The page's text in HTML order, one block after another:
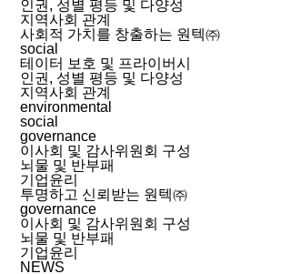
인권, 성별 평등 및 다양성
지역사회 관계
사회적 가치를 창출하는 원텍㈜
social
테이터 보호 및 프라이버시
인권, 성별 평등 및 다양성
지역사회 관계
environmental
social
governance
이사회 및 감사위원회 구성
뇌물 및 반부패
기업윤리
투명하고 신뢰받는 원텍㈜
governance
이사회 및 감사위원회 구성
뇌물 및 반부패
기업윤리
NEWS